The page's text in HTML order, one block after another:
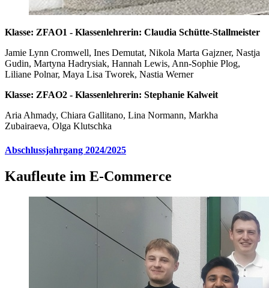
Klasse: ZFAO1 - Klassenlehrerin: Claudia Schütte-Stallmeister
Jamie Lynn Cromwell, Ines Demutat, Nikola Marta Gajzner, Nastja
Gudin, Martyna Hadrysiak, Hannah Lewis, Ann-Sophie Plog,
Liliane Polnar, Maya Lisa Tworek, Nastia Werner
Klasse: ZFAO2 - Klassenlehrerin: Stephanie Kalweit
Aria Ahmady, Chiara Gallitano, Lina Normann, Markha
Zubairaeva, Olga Klutschka
Abschlussjahrgang 2024/2025
Kaufleute im E-Commerce